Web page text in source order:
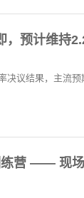
，预计维持
决议结果，主流
营 —— 现